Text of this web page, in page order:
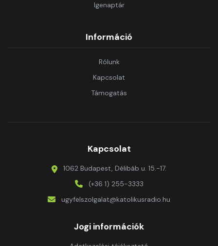
Igenaptár
Információ
Rólunk
Kapcsolat
Támogatás
Kapcsolat
1062 Budapest, Délibáb u. 15.-17.
(+36 1) 255-3333
ugyfelszolgalat@katolikusradio.hu
Jogi információk